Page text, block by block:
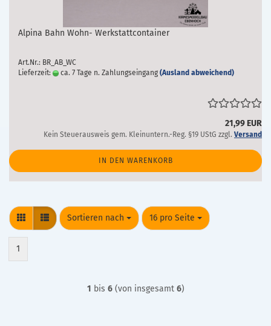
Alpina Bahn Wohn- Werkstattcontainer
Art.Nr.: BR_AB_WC
Lieferzeit:
ca. 7 Tage n. Zahlungseingang (Ausland abweichend)
21,99 EUR
Kein Steuerausweis gem. Kleinuntern.-Reg. §19 UStG zzgl. Versand
IN DEN WARENKORB
Sortieren nach
Sortieren nach 16 pro Seite
pro Seite
1
1 bis 6(von insgesamt 6)